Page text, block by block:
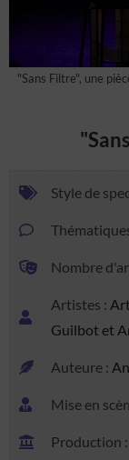
"Sans Filtre", une
Style de
Nombre
Artistes :
Guilbot et
Auteure :
Mise en
Production :